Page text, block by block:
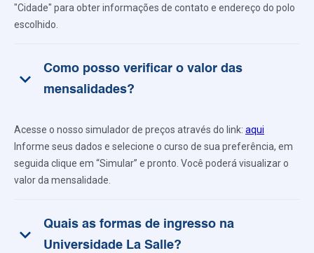
"Cidade" para obter informações de contato e endereço do polo
escolhido.
keyboard_arrow_down
Como posso verificar o valor das
mensalidades?
Acesse o nosso simulador de preços através do link: aqui
Informe seus dados e selecione o curso de sua preferência, em
seguida clique em “Simular” e pronto. Você poderá visualizar o
valor da mensalidade.
keyboard_arrow_down
Quais as formas de ingresso na
Universidade La Salle?